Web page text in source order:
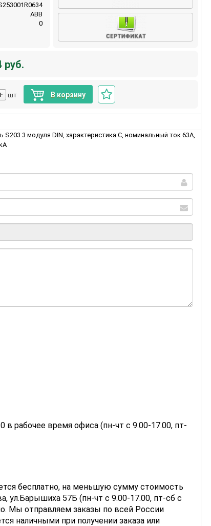
ABB
0
руб.
шт В корзину
3 модуля DIN, характеристика C, номинальный ток 63A,
в рабочее время офиса (пн-чт с 9.00-17.00, пт-
бесплатно, на меньшую сумму стоимость
ул.Барышиха 57Б (пн-чт с 9.00-17.00, пт-сб с
Мы отправляем заказы по всей России
наличными при получении заказа или